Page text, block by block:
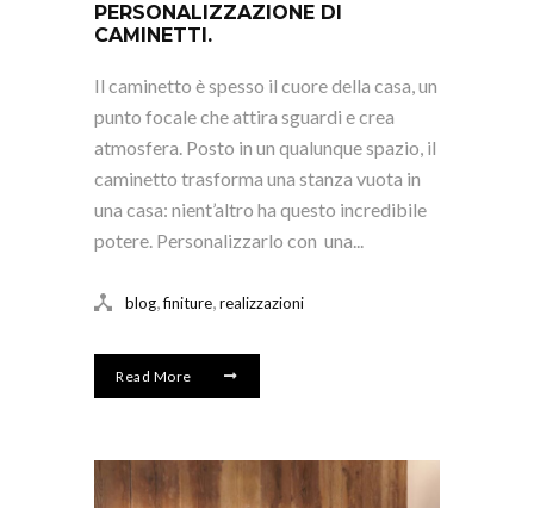
PERSONALIZZAZIONE DI
CAMINETTI.
Il caminetto è spesso il cuore della casa, un
punto focale che attira sguardi e crea
atmosfera. Posto in un qualunque spazio, il
caminetto trasforma una stanza vuota in
una casa: nient’altro ha questo incredibile
potere. Personalizzarlo con una...
blog,finiture,realizzazioni
Read More